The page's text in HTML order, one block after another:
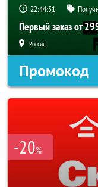
22:44:50
Первый заказ от
Россия
Промокод
-20%